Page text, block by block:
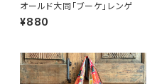
オールド大同「ブーケ」レンゲ
¥880